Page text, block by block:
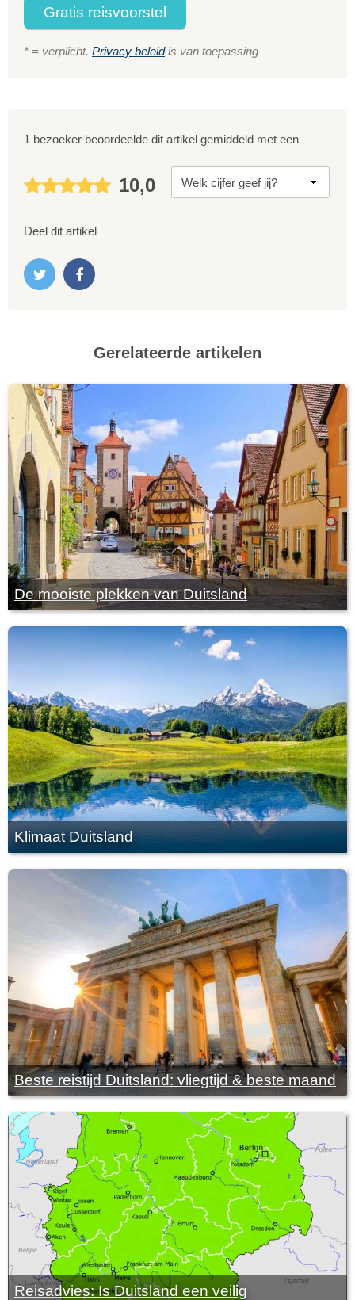
Gratis reisvoorstel
* = verplicht. Privacy beleidis van toepassing
1 bezoeker beoordeelde dit artikel gemiddeld met een
10,0
Deel dit artikel
Gerelateerde artikelen
De mooiste plekken van Duitsland
Klimaat Duitsland
Beste reistijd Duitsland: vliegtijd & beste maand
Reisadvies: Is Duitsland een veilig